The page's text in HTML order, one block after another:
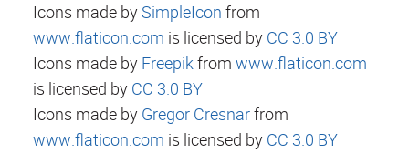
Icons made bySimpleIcon from
www.flaticon.com is licensed by CC 3.0 BY
Icons made by Freepikfrom www.flaticon.com
is licensed by CC 3.0 BY
Icons made by Gregor Cresnarfrom
www.flaticon.com is licensed by CC 3.0 BY